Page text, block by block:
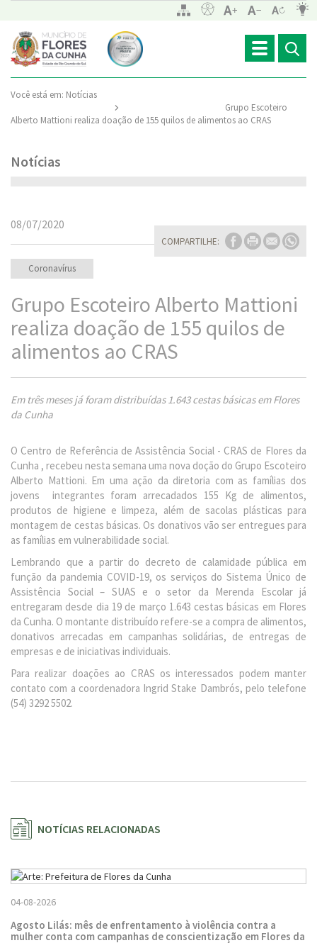
Toggle
navigation
Você está em: Notícias
Grupo Escoteiro
Alberto Mattioni realiza doação de 155 quilos de alimentos ao CRAS
Notícias
COMPARTILHE:
08/07/2020
Coronavírus
Grupo Escoteiro Alberto Mattioni
realiza doação de 155 quilos de
alimentos ao CRAS
Em três meses já foram distribuídas 1.643 cestas básicas em Flores
da Cunha
O Centro de Referência de Assistência Social - CRAS de Flores da
Cunha , recebeu nesta semana uma nova doção do Grupo Escoteiro
Alberto Mattioni. Em uma ação da diretoria com as famílias dos
jovens integrantes foram arrecadados 155 Kg de alimentos,
produtos de higiene e limpeza, além de sacolas plásticas para
montagem de cestas básicas. Os donativos vão ser entregues para
as famílias em vulnerabilidade social.
Lembrando que a partir do decreto de calamidade pública em
função da pandemia COVID-19, os serviços do Sistema Único de
Assistência Social – SUAS e o setor da Merenda Escolar já
entregaram desde dia 19 de março 1.643 cestas básicas em Flores
da Cunha. O montante distribuído refere-se a compra de alimentos,
donativos arrecadas em campanhas solidárias, de entregas de
empresas e de iniciativas individuais.
Para realizar doações ao CRAS os interessados podem manter
contato com a coordenadora Ingrid Stake Dambrós, pelo telefone
(54) 3292 5502.
NOTÍCIAS RELACIONADAS
04-08-2026
Agosto Lilás: mês de enfrentamento à violência contra a
mulher conta com campanhas de conscientização em Flores da